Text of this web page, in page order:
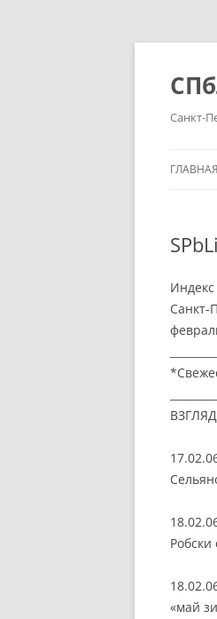
Санкт-
ГЛАВНАЯ
Индекс
Санкт-
«май